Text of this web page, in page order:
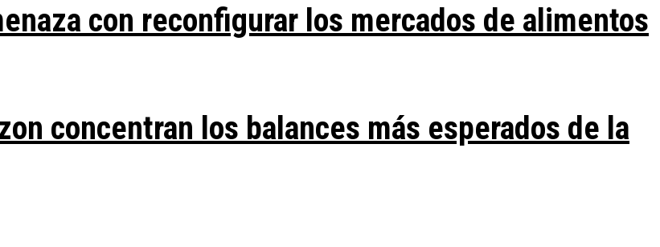
con reconfigurar los mercados de alimentos
concentran los balances más esperados de la